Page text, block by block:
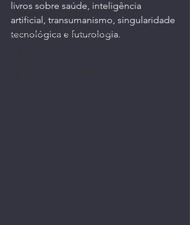
Longevidade | Saúde
Mulheres Empreendedoras
livros sobre saúde, inteligência
artificial, transumanismo, singularidade
tecnológica e futurologia.